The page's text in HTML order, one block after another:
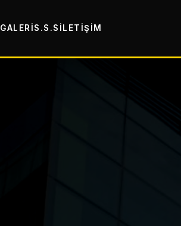
GALERIS.S.S İLETIŞIM